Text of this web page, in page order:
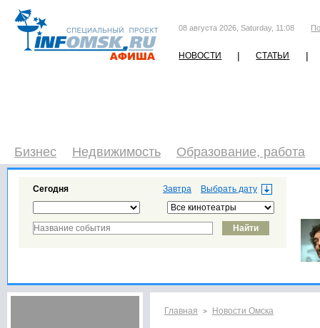
08 августа 2026, Saturday, 11:08
НОВОСТИ | СТАТЬИ |
Бизнес Недвижимость Образование, работа
Завтра
Сегодня
Главная > Новости Омска